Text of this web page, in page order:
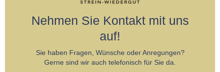
Nehmen Sie Kontakt mit uns
auf!
Sie haben Fragen, Wünsche oder Anregungen?
Gerne sind wir auch telefonisch für Sie da.